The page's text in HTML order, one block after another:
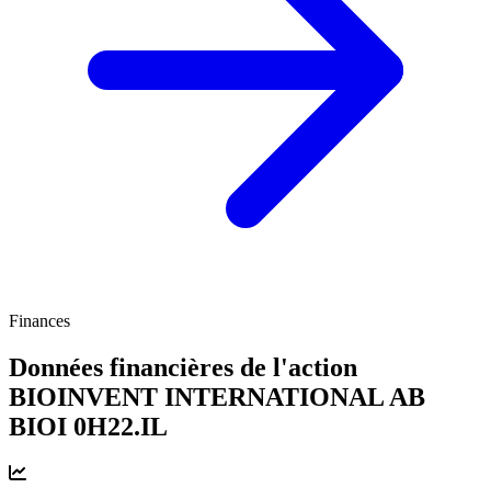
Finances
Données financières de l'action
BIOINVENT INTERNATIONAL AB
BIOI 0H22.IL